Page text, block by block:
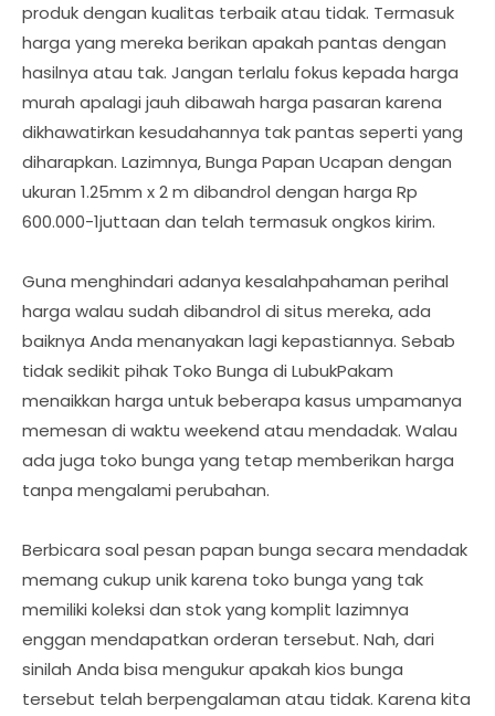
produk dengan kualitas terbaik atau tidak. Termasuk
harga yang mereka berikan apakah pantas dengan
hasilnya atau tak. Jangan terlalu fokus kepada harga
murah apalagi jauh dibawah harga pasaran karena
dikhawatirkan kesudahannya tak pantas seperti yang
diharapkan. Lazimnya, Bunga Papan Ucapan dengan
ukuran 1.25mm x 2 m dibandrol dengan harga Rp
600.000-1juttaan dan telah termasuk ongkos kirim.
Guna menghindari adanya kesalahpahaman perihal
harga walau sudah dibandrol di situs mereka, ada
baiknya Anda menanyakan lagi kepastiannya. Sebab
tidak sedikit pihak Toko Bunga di LubukPakam
menaikkan harga untuk beberapa kasus umpamanya
memesan di waktu weekend atau mendadak. Walau
ada juga toko bunga yang tetap memberikan harga
tanpa mengalami perubahan.
Berbicara soal pesan papan bunga secara mendadak
memang cukup unik karena toko bunga yang tak
memiliki koleksi dan stok yang komplit lazimnya
enggan mendapatkan orderan tersebut. Nah, dari
sinilah Anda bisa mengukur apakah kios bunga
tersebut telah berpengalaman atau tidak. Karena kita